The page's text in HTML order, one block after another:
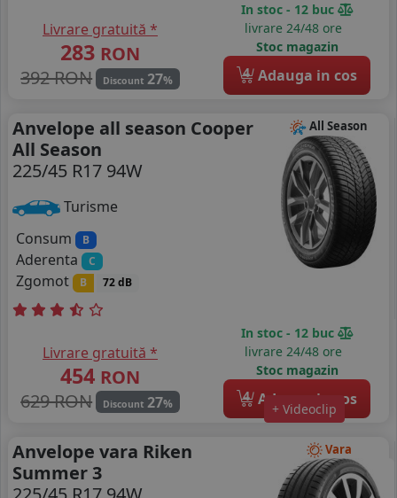
Livrare gratuită *
283 RON
392 RON
Discount 27%
In stoc - 12 buc
livrare 24/48 ore
Stoc magazin
4 Adauga in cos
All Season
+ Videoclip
Anvelope all season Cooper
All Season
225/45 R17 94W
Turisme
Consum
B
Aderenta C
Zgomot B 72 dB
Livrare gratuită *
454 RON
629 RON
Discount 27%
In stoc - 12 buc
livrare 24/48 ore
Stoc magazin
4 Adauga in cos
Vara
Anvelope vara Riken
Summer 3